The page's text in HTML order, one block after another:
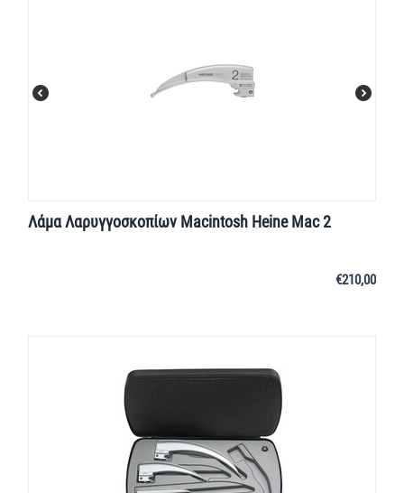
Λάμα Λαρυγγοσκοπίων Macintosh Heine Mac 2
€210,00